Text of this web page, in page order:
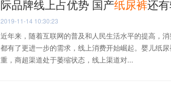
际品牌线上占优势 国产纸尿裤还
2019-11-14 10:30:23
近年来，随着互联网的普及和人民生活水平的提高，
都有了更进一步的需求，线上消费开始崛起。婴儿纸
重，商超渠道处于萎缩状态，线上渠道对...